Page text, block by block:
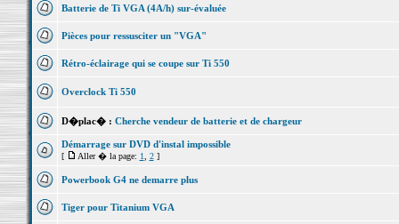
Batterie de Ti VGA (4A/h) sur-évaluée
Pièces pour ressusciter un "VGA"
Rétro-éclairage qui se coupe sur Ti 550
Overclock Ti 550
D�plac� : Cherche vendeur de batterie et de chargeur
Démarrage sur DVD d'instal impossible
[ Aller � la page: 1 2]
Powerbook G4 ne demarre plus
Tiger pour Titanium VGA